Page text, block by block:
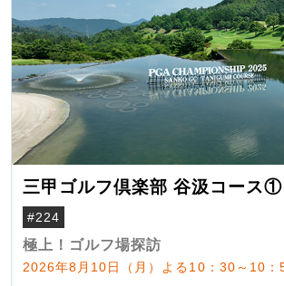
三甲ゴルフ倶楽部 谷汲コース①
#224
極上！ゴルフ場探訪
2026年8月10日（月）よる10：30～10：